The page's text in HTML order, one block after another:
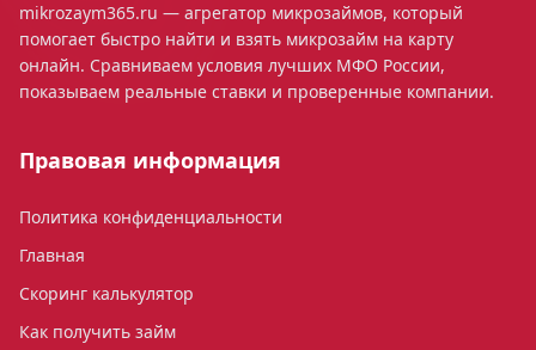
mikrozaym365.ru — агрегатор микрозаймов, который
помогает быстро найти и взять микрозайм на карту
онлайн. Сравниваем условия лучших МФО России,
показываем реальные ставки и проверенные компании.
Правовая информация
Политика конфиденциальности
Главная
Скоринг калькулятор
Как получить займ